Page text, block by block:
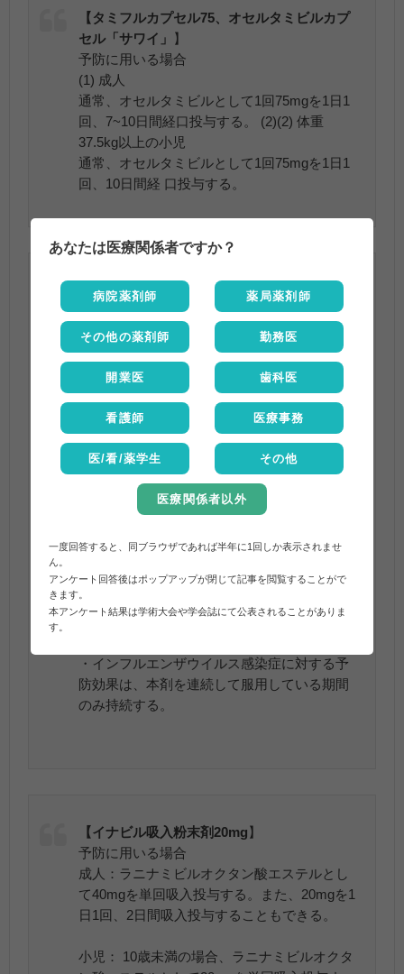
【タミフルカプセル75、オセルタミビルカプ
セル「サワイ」
】
予防に用いる場合
(1) 成人
通常、オセルタミビルとして1回75mgを1日1
回、7~10日間経口投与する。 (2)(2) 体重
37.5kg以上の小児
通常、オセルタミビルとして1回75mgを1日1
回、10日間経 口投与する。
【タミフルドライシロップ3％ 】
予防に用いる場合
(1) 成人
通常、オセルタミビルとして1回75mgを1日1
回、7～10日間、用時懸濁して経口投与する。
(2) 小児
通常、オセルタミビルとして以下の1回用量を
1日1回、10日間、用時懸濁して経口投与す
る。ただし、1回最高用量はオセルタミビルと
して75mgとする。
幼小児の場合
2mg/kg（ドライシロップ剤として
66.7mg/kg）
・インフルエンザウイルス感染症患者に接触
後2日以内に投与を開始すること（接触後48時
・インフルエンザウイルス感染症に対する予
防効果は、本剤を連続して服用している期間
のみ持続する。
【イナビル吸入粉末剤20mg 】
予防に用いる場合
成人：ラニナミビルオクタン酸エステルとし
て40mgを単回吸入投与する。また、20mgを1
日1回、2日間吸入投与することもできる。
小児： 10歳未満の場合、ラニナミビルオクタ
あなたは医療関係者ですか？
病院薬剤師 薬局薬剤師
その他の薬剤師 勤務医
開業医 歯科医
看護師 医療事務
医/看/薬学生 その他
医療関係者以外
一度回答すると、同ブラウザであれば半年に1回しか表示されませ
ん。
アンケート回答後はポップアップが閉じて記事を閲覧することがで
きます。
本アンケート結果は学術大会や学会誌にて公表されることがありま
す。